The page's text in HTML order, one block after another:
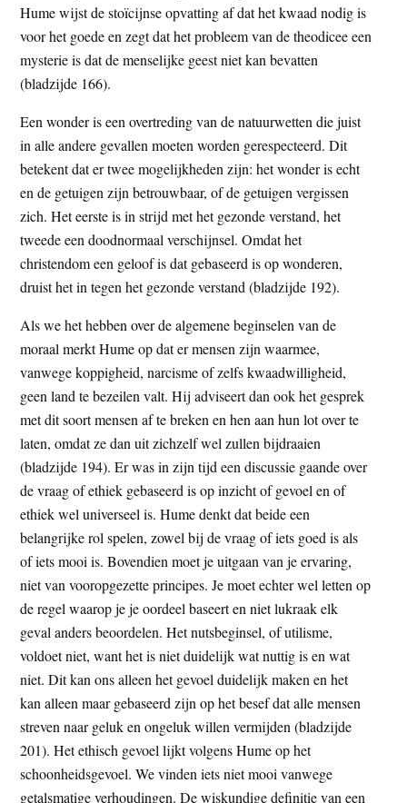
Hume wijst de stoïcijnse opvatting af dat het kwaad nodig is
voor het goede en zegt dat het probleem van de theodicee een
mysterie is dat de menselijke geest niet kan bevatten
(bladzijde 166).
Een wonder is een overtreding van de natuurwetten die juist
in alle andere gevallen moeten worden gerespecteerd. Dit
betekent dat er twee mogelijkheden zijn: het wonder is echt
en de getuigen zijn betrouwbaar, of de getuigen vergissen
zich. Het eerste is in strijd met het gezonde verstand, het
tweede een doodnormaal verschijnsel. Omdat het
christendom een geloof is dat gebaseerd is op wonderen,
druist het in tegen het gezonde verstand (bladzijde 192).
Als we het hebben over de algemene beginselen van de
moraal merkt Hume op dat er mensen zijn waarmee,
vanwege koppigheid, narcisme of zelfs kwaadwilligheid,
geen land te bezeilen valt. Hij adviseert dan ook het gesprek
met dit soort mensen af te breken en hen aan hun lot over te
laten, omdat ze dan uit zichzelf wel zullen bijdraaien
(bladzijde 194). Er was in zijn tijd een discussie gaande over
de vraag of ethiek gebaseerd is op inzicht of gevoel en of
ethiek wel universeel is. Hume denkt dat beide een
belangrijke rol spelen, zowel bij de vraag of iets goed is als
of iets mooi is. Bovendien moet je uitgaan van je ervaring,
niet van vooropgezette principes. Je moet echter wel letten op
de regel waarop je je oordeel baseert en niet lukraak elk
geval anders beoordelen. Het nutsbeginsel, of utilisme,
voldoet niet, want het is niet duidelijk wat nuttig is en wat
niet. Dit kan ons alleen het gevoel duidelijk maken en het
kan alleen maar gebaseerd zijn op het besef dat alle mensen
streven naar geluk en ongeluk willen vermijden (bladzijde
201). Het ethisch gevoel lijkt volgens Hume op het
schoonheidsgevoel. We vinden iets niet mooi vanwege
getalsmatige verhoudingen. De wiskundige definitie van een